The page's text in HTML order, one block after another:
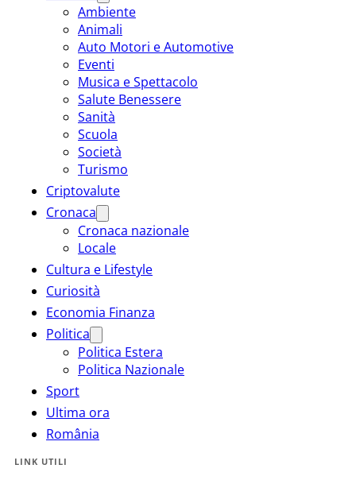
Ambiente
Animali
Auto Motori e Automotive
Eventi
Musica e Spettacolo
Salute Benessere
Sanità
Scuola
Società
Turismo
Criptovalute
Cronaca
Cronaca nazionale
Locale
Cultura e Lifestyle
Curiosità
Economia Finanza
Politica
Politica Estera
Politica Nazionale
Sport
Ultima ora
România
LINK UTILI